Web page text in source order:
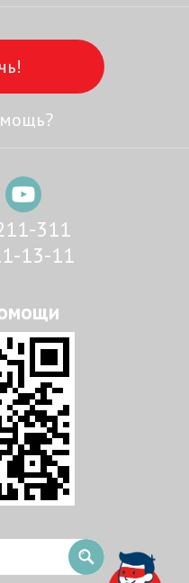
311
13-11